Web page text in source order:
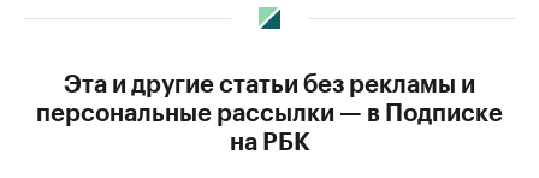
Эта и другие статьи без рекламы и
персональные рассылки — в Подписке
на РБК